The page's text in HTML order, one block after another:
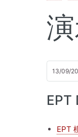
13/09/
EPT
EPT